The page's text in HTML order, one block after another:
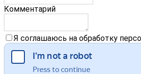
Комментарий
Я соглашаюсь на обработку